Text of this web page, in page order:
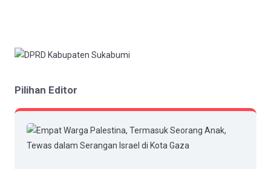
Pilihan Editor